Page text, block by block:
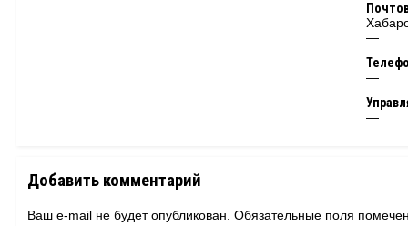
—
—
—
Добавить комментарий
Ваш e-mail не будет опубликован. Обязательные поля